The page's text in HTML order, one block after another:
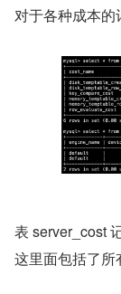
对于各种成本的
表 server_cost
这里面包括了所